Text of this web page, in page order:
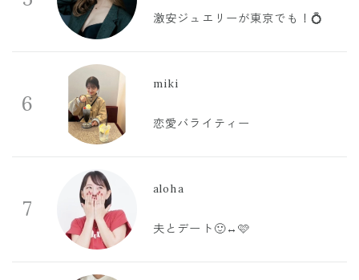
激安ジュエリーが東京でも！💍
6
miki
恋愛バライティー
7
aloha
夫とデート🙂‍↔️🩷